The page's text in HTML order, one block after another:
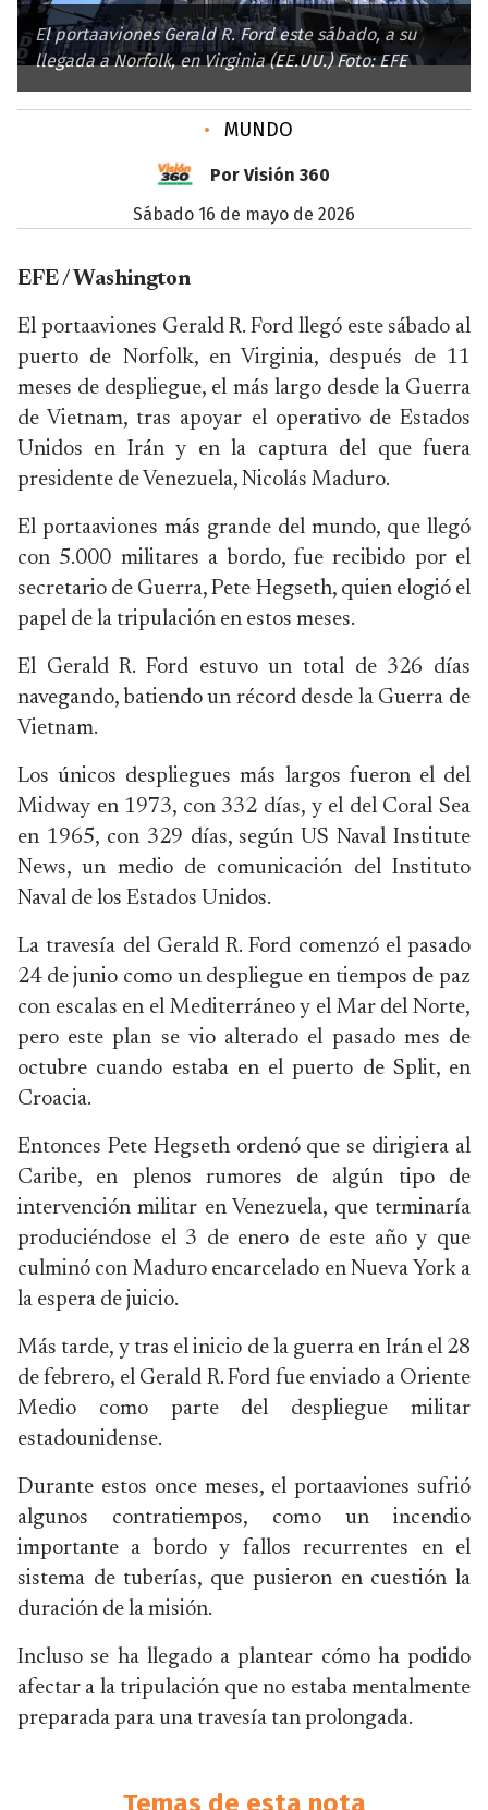
El portaaviones Gerald R. Ford este sábado, a su
llegada a Norfolk, en Virginia (EE.UU.) Foto: EFE
• MUNDO
Por Visión 360
sábado 16 de mayo de 2026
EFE / Washington
El portaaviones Gerald R. Ford llegó este sábado al
puerto de Norfolk, en Virginia, después de 11
meses de despliegue, el más largo desde la Guerra
de Vietnam, tras apoyar el operativo de Estados
Unidos en Irán y en la captura del que fuera
presidente de Venezuela, Nicolás Maduro.
El portaaviones más grande del mundo, que llegó
con 5.000 militares a bordo, fue recibido por el
secretario de Guerra, Pete Hegseth, quien elogió el
papel de la tripulación en estos meses.
El Gerald R. Ford estuvo un total de 326 días
navegando, batiendo un récord desde la Guerra de
Vietnam.
Los únicos despliegues más largos fueron el del
Midway en 1973, con 332 días, y el del Coral Sea
en 1965, con 329 días, según US Naval Institute
News, un medio de comunicación del Instituto
Naval de los Estados Unidos.
La travesía del Gerald R. Ford comenzó el pasado
24 de junio como un despliegue en tiempos de paz
con escalas en el Mediterráneo y el Mar del Norte,
pero este plan se vio alterado el pasado mes de
octubre cuando estaba en el puerto de Split, en
Croacia.
Entonces Pete Hegseth ordenó que se dirigiera al
Caribe, en plenos rumores de algún tipo de
intervención militar en Venezuela, que terminaría
produciéndose el 3 de enero de este año y que
culminó con Maduro encarcelado en Nueva York a
la espera de juicio.
Más tarde, y tras el inicio de la guerra en Irán el 28
de febrero, el Gerald R. Ford fue enviado a Oriente
Medio como parte del despliegue militar
estadounidense.
Durante estos once meses, el portaaviones sufrió
algunos contratiempos, como un incendio
importante a bordo y fallos recurrentes en el
sistema de tuberías, que pusieron en cuestión la
duración de la misión.
Incluso se ha llegado a plantear cómo ha podido
afectar a la tripulación que no estaba mentalmente
preparada para una travesía tan prolongada.
Temas de esta nota